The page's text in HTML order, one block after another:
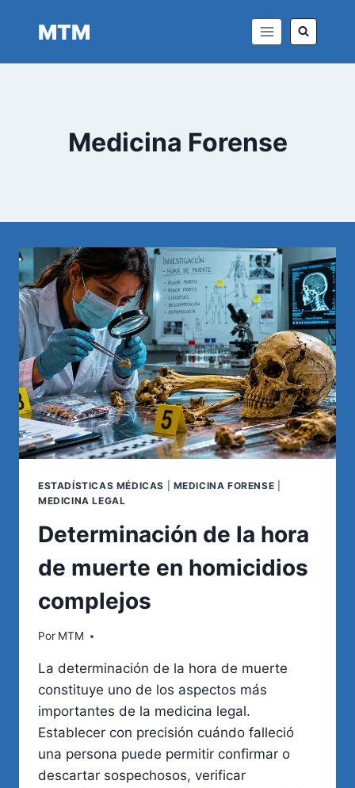
MTM
Medicina Forense
ESTADÍSTICAS MÉDICAS MEDICINA FORENSE
MEDICINA LEGAL
Determinación de la hora
de muerte en homicidios
complejos
Por MTM
La determinación de la hora de muerte
constituye uno de los aspectos más
importantes de la medicina legal.
Establecer con precisión cuándo falleció
una persona puede permitir confirmar o
descartar sospechosos, verificar